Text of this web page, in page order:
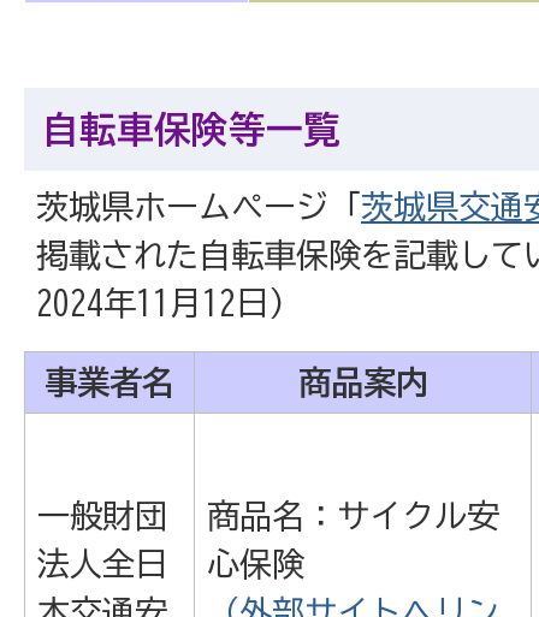
自転車保険等一覧
茨城県ホームページ「 茨城県交通
掲載された自転車保険を記載し
2024年11月12日)
事業者名 商品案内
一般財団
法人全日
商品名：サイクル安
心保険